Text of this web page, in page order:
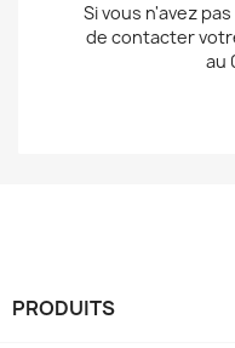
Si vous n'avez
de contacter
au
PRODUITS